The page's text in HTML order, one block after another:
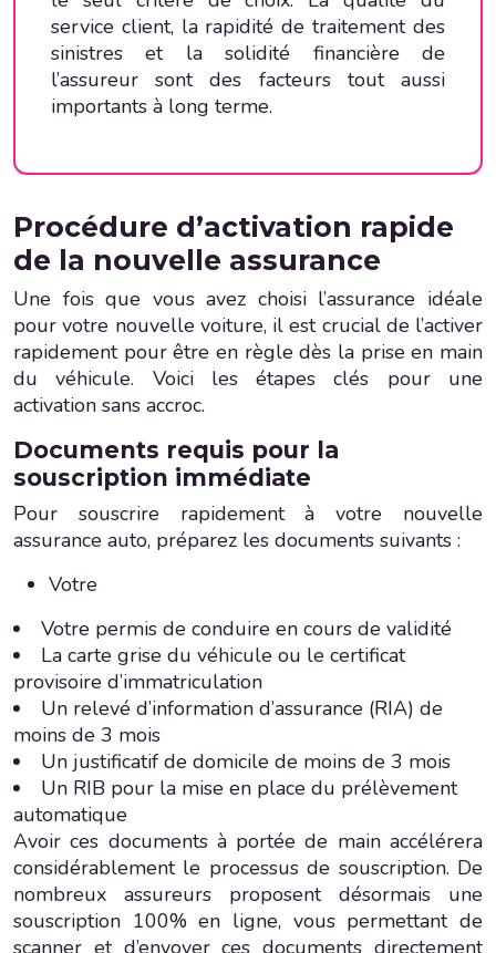
service client, la rapidité de traitement des
sinistres et la solidité financière de
l’assureur sont des facteurs tout aussi
importants à long terme.
Procédure d’activation rapide
de la nouvelle assurance
Une fois que vous avez choisi l’assurance idéale
pour votre nouvelle voiture, il est crucial de l’activer
rapidement pour être en règle dès la prise en main
du véhicule. Voici les étapes clés pour une
activation sans accroc.
Documents requis pour la
souscription immédiate
Pour souscrire rapidement à votre nouvelle
assurance auto, préparez les documents suivants :
Votre
Votre permis de conduire en cours de validité
La carte grise du véhicule ou le certificat
provisoire d’immatriculation
Un relevé d’information d’assurance (RIA) de
moins de 3 mois
Un justificatif de domicile de moins de 3 mois
Un RIB pour la mise en place du prélèvement
automatique
Avoir ces documents à portée de main accélérera
considérablement le processus de souscription. De
nombreux assureurs proposent désormais une
souscription 100% en ligne, vous permettant de